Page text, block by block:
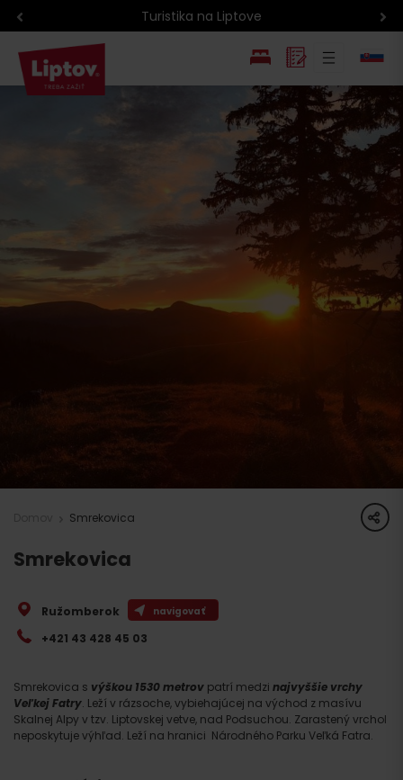
Turistika na Liptove
EN
PL
Smrekovica share
Smrekovica
Smrekovica s výškou 1530 metrov patrí medzi najvyššie vrchy
Veľkej Fatry. Leží v rázsoche, vybiehajúcej na východ z masívu
Skalnej Alpy v tzv. Liptovskej vetve, nad Podsuchou. Zarastený vrchol
neposkytuje výhľad. Leží na hranici Národného Parku Veľká Fatra.
Ružomberok navigovať
+421 43 428 45 03